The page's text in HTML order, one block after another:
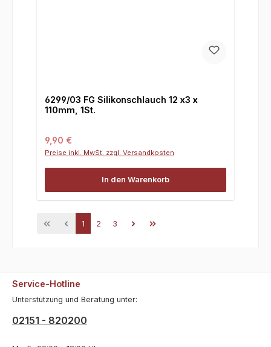
6299/03 FG Silikonschlauch 12 x3 x
110mm, 1St.
Regulärer Preis:
9,90 €
Preise inkl. MwSt. zzgl. Versandkosten
In den Warenkorb
Seite
1 Seite
2 Seite
3
Service-Hotline
Unterstützung und Beratung unter:
02151 - 820200